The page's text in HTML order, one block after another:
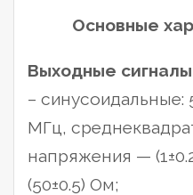
Основные
Выходные
– синусоидальные:
МГц,
напряжения —
(50±0.5) Ом;